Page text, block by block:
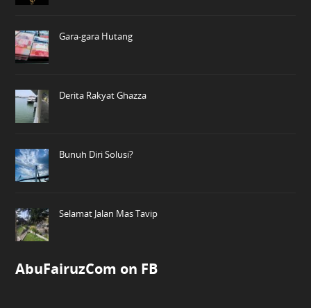
Gara-gara Hutang
Derita Rakyat Ghazza
Bunuh Diri Solusi?
Selamat Jalan Mas Tavip
AbuFairuzCom on FB